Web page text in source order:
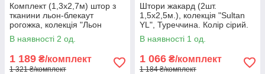
Комплект (1,3х2,7м) штор з
тканини льон-блекаут
рогожка, колекція "Льон
Мішковина". Колір венге. Код
291ш 39-074
В наявності 2 од.
1 189 ₴/комплект
1 321 ₴/комплект
Штори жакард (2шт.
1,5х2,5м.), колекція "Sultan
YL", Туреччина. Колір сірий.
Код 1212ш 39-704
В наявності 1 од.
1 066 ₴/комплект
1 184 ₴/комплект